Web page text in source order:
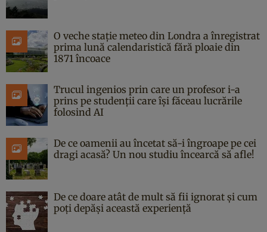
O veche stație meteo din Londra a înregistrat
prima lună calendaristică fără ploaie din
1871 încoace
Trucul ingenios prin care un profesor i-a
prins pe studenții care își făceau lucrările
folosind AI
De ce oamenii au încetat să-i îngroape pe cei
dragi acasă? Un nou studiu încearcă să afle!
De ce doare atât de mult să fii ignorat și cum
poți depăși această experiență